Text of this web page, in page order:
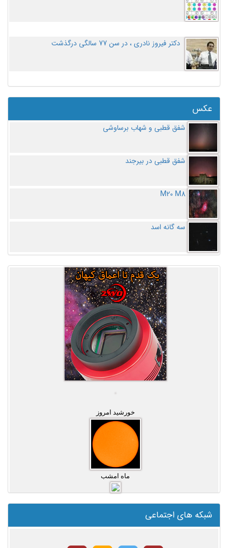
دکتر فیروز نادری ، در سن 77 سالگی درگذشت
عکس
شفق قطبی و شهاب برساوشی
شفق قطبی در بیرجند
M20 M8
سه گانه اسد
خورشید امروز
ماه امشب
شبکه های اجتماعی